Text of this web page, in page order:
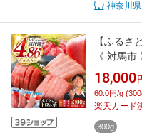
神奈川
【ふるさ
《 対馬
マグロ 大
華
18,000
60.0円/g
楽天カード
300g